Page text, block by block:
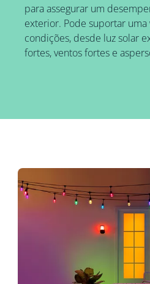
para assegurar um
exterior. Pode suportar
condições, desde luz solar
fortes, ventos fortes e